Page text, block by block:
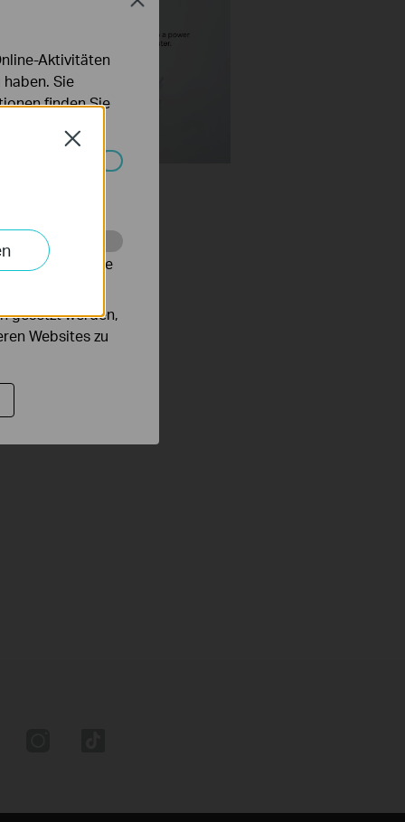
via Tether App
Close
Aktivitäten
Sie
finden Sie
nicht
um die
gesetzt werden,
Websites zu